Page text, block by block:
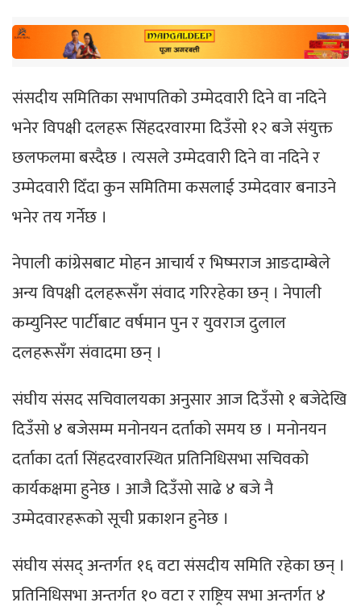
संसदीय समितिका सभापतिको उम्मेदवारी दिने वा नदिने
भनेर विपक्षी दलहरू सिंहदरवारमा दिउँसो १२ बजे संयुक्त
छलफलमा बस्दैछ । त्यसले उम्मेदवारी दिने वा नदिने र
उम्मेदवारी दिँदा कुन समितिमा कसलाई उम्मेदवार बनाउने
भनेर तय गर्नेछ ।
नेपाली कांग्रेसबाट मोहन आचार्य र भिष्मराज आङदाम्बेले
अन्य विपक्षी दलहरूसँग संवाद गरिरहेका छन् । नेपाली
कम्युनिस्ट पार्टीबाट वर्षमान पुन र युवराज दुलाल
दलहरूसँग संवादमा छन् ।
संघीय संसद सचिवालयका अनुसार आज दिउँसो १ बजेदेखि
दिउँसो ४ बजेसम्म मनोनयन दर्ताको समय छ । मनोनयन
दर्ताका दर्ता सिंहदरवारस्थित प्रतिनिधिसभा सचिवको
कार्यकक्षमा हुनेछ । आजै दिउँसो साढे ४ बजे नै
उम्मेदवारहरूको सूची प्रकाशन हुनेछ ।
संघीय संसद् अन्तर्गत १६ वटा संसदीय समिति रहेका छन् ।
प्रतिनिधिसभा अन्तर्गत १० वटा र राष्ट्रिय सभा अन्तर्गत ४